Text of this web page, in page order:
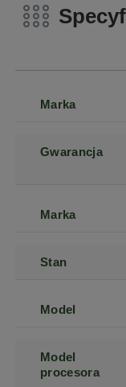
Marka
Gwarancja
Marka
Stan
Model
Model
procesora